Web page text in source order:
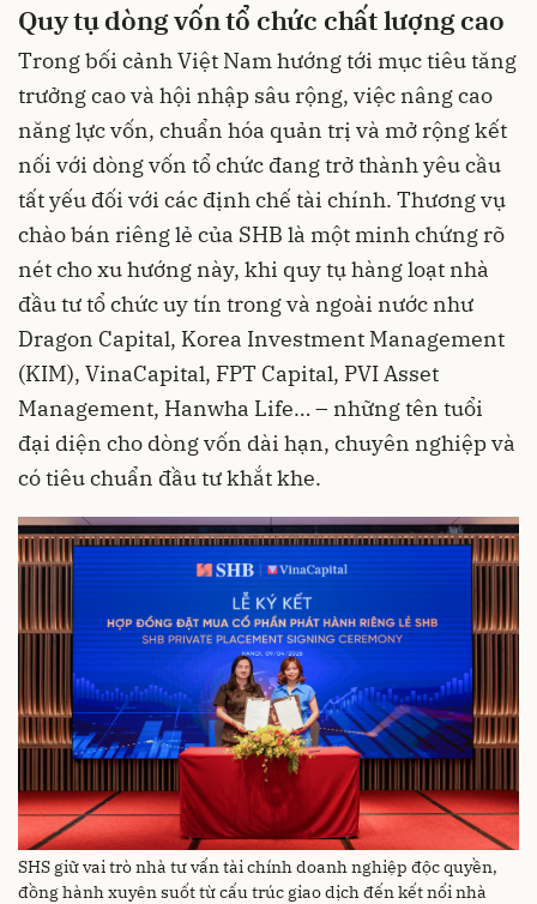
Quy tụ dòng vốn tổ chức chất lượng cao
Trong bối cảnh Việt Nam hướng tới mục tiêu tăng
trưởng cao và hội nhập sâu rộng, việc nâng cao
năng lực vốn, chuẩn hóa quản trị và mở rộng kết
nối với dòng vốn tổ chức đang trở thành yêu cầu
tất yếu đối với các định chế tài chính. Thương vụ
chào bán riêng lẻ của SHB là một minh chứng rõ
nét cho xu hướng này, khi quy tụ hàng loạt nhà
đầu tư tổ chức uy tín trong và ngoài nước như
Dragon Capital, Korea Investment Management
(KIM), VinaCapital, FPT Capital, PVI Asset
Management, Hanwha Life… – những tên tuổi
đại diện cho dòng vốn dài hạn, chuyên nghiệp và
có tiêu chuẩn đầu tư khắt khe.
SHS giữ vai trò nhà tư vấn tài chính doanh nghiệp độc quyền,
đồng hành xuyên suốt từ cấu trúc giao dịch đến kết nối nhà